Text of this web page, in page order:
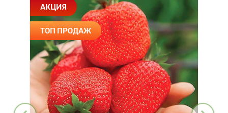
АКЦИЯ
ТОП ПРОДАЖ